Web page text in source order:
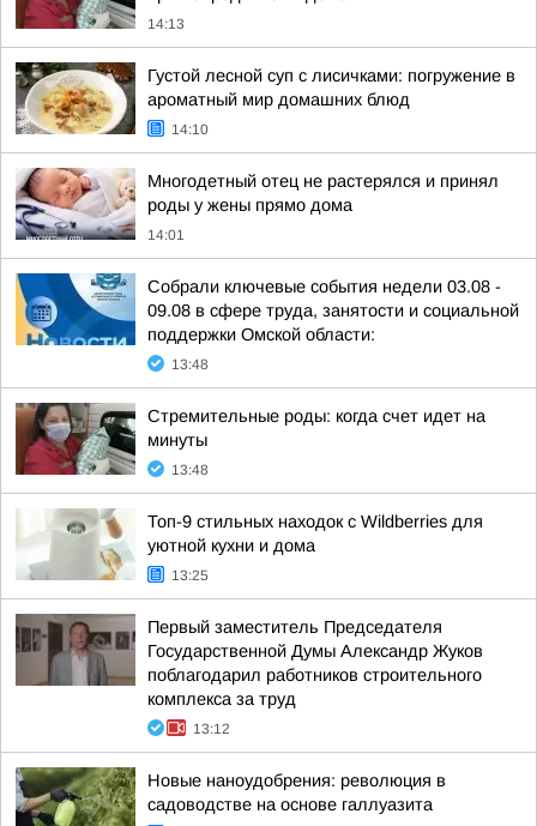
14:13
Густой лесной суп с лисичками: погружение в
ароматный мир домашних блюд
14:10
Многодетный отец не растерялся и принял
роды у жены прямо дома
14:01
Собрали ключевые события недели 03.08 -
09.08 в сфере труда, занятости и социальной
поддержки Омской области:
13:48
Стремительные роды: когда счет идет на
минуты
13:48
Топ-9 стильных находок с Wildberries для
уютной кухни и дома
13:25
Первый заместитель Председателя
Государственной Думы Александр Жуков
поблагодарил работников строительного
комплекса за труд
13:12
Новые наноудобрения: революция в
садоводстве на основе галлуазита